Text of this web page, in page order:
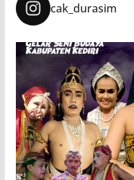
cak_durasim